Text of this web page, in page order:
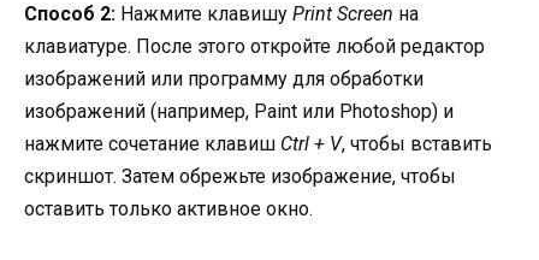
Способ 2: Нажмите клавишу Print Screen на
клавиатуре. После этого откройте любой редактор
изображений или программу для обработки
изображений (например, Paint или Photoshop) и
нажмите сочетание клавиш Ctrl + V, чтобы вставить
скриншот. Затем обрежьте изображение, чтобы
оставить только активное окно.